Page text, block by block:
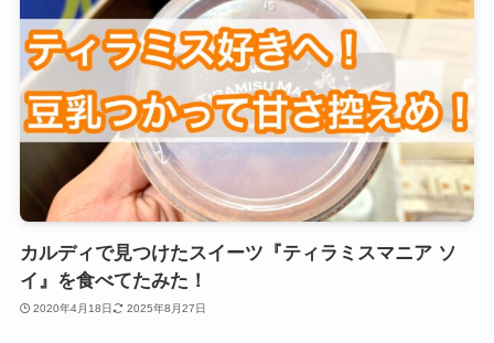
カルディで見つけたスイーツ『ティラミスマニア ソ
イ』を食べてたみた！
2020年4月18日 2025年8月27日